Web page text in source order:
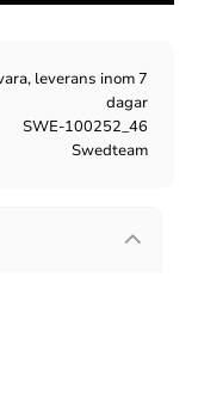
leverans inom 7
dagar
SWE-100252_46
Swedteam